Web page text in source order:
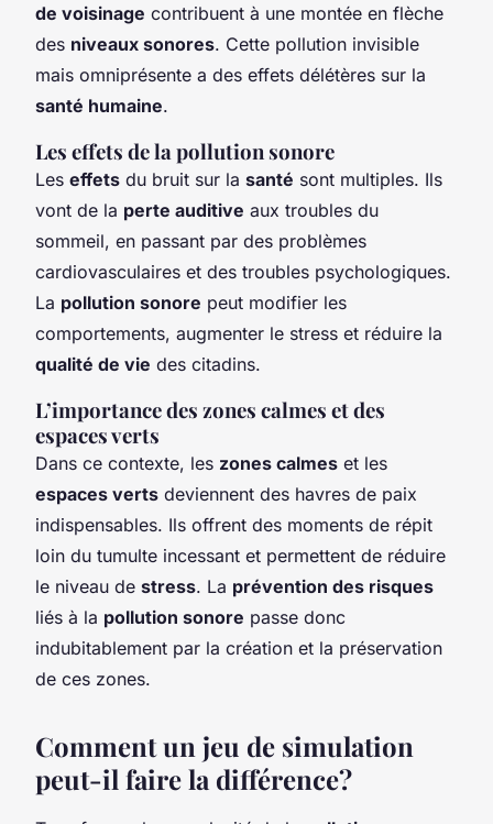
de voisinage contribuent à une montée en flèche
des niveaux sonores. Cette pollution invisible
mais omniprésente a des effets délétères sur la
santé humaine.
Les effets de la pollution sonore
Les effets du bruit sur la santé sont multiples. Ils
vont de la perte auditive aux troubles du
sommeil, en passant par des problèmes
cardiovasculaires et des troubles psychologiques.
La pollution sonore peut modifier les
comportements, augmenter le stress et réduire la
qualité de vie des citadins.
L’importance des zones calmes et des
espaces verts
Dans ce contexte, les zones calmes et les
espaces verts deviennent des havres de paix
indispensables. Ils offrent des moments de répit
loin du tumulte incessant et permettent de réduire
le niveau de stress. La prévention des risques
liés à la pollution sonore passe donc
indubitablement par la création et la préservation
de ces zones.
Comment un jeu de simulation
peut-il faire la différence?